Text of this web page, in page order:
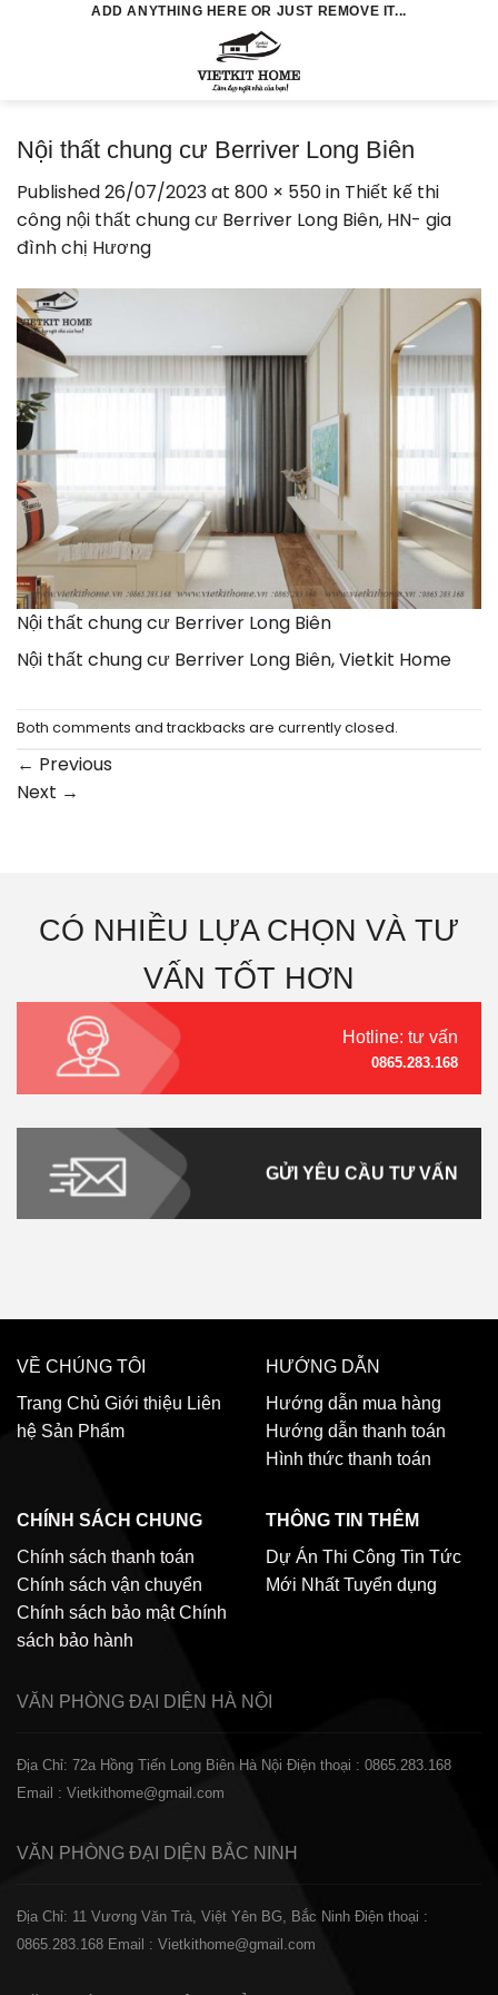
ADD ANYTHING HERE OR JUST REMOVE IT...
Nội thất chung cư Berriver Long Biên
Published26/07/2023at 800 × 550in Thiết kế thi
công nội thất chung cư Berriver Long Biên, HN- gia
đình chị Hương
Nội thất chung cư Berriver Long Biên
Nội thất chung cư Berriver Long Biên, Vietkit Home
Both comments and trackbacks are currently closed.
← Previous
Next →
CÓ NHIỀU LỰA CHỌN VÀ TƯ
VẤN TỐT HƠN
Hotline: tư vấn
0865.283.168
GỬI YÊU CẦU TƯ VẤN
VỀ CHÚNG TÔI
Trang Chủ Giới thiệu Liên
hệ Sản Phẩm
HƯỚNG DẪN
Hướng dẫn mua hàng
Hướng dẫn thanh toán
Hình thức thanh toán
CHÍNH SÁCH CHUNG
Chính sách thanh toán
Chính sách vận chuyển
Chính sách bảo mật Chính
sách bảo hành
THÔNG TIN THÊM
Dự Án Thi Công Tin Tức
Mới Nhất Tuyển dụng
VĂN PHÒNG ĐẠI DIỆN HÀ NỘI
Địa Chỉ: 72a Hồng Tiến Long Biên Hà Nội Điện thoại : 0865.283.168
Email : Vietkithome@gmail.com
VĂN PHÒNG ĐẠI DIỆN BẮC NINH
Địa Chỉ: 11 Vương Văn Trà, Việt Yên BG, Bắc Ninh Điện thoại :
0865.283.168 Email : Vietkithome@gmail.com